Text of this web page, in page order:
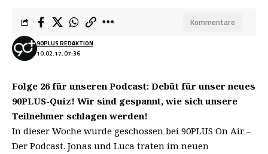
10.02.17, 07:36
90PLUS REDAKTION
Kommentare
Folge 26 für unseren Podcast: Debüt für unser neues
90PLUS-Quiz! Wir sind gespannt, wie sich unsere
Teilnehmer schlagen werden!
In dieser Woche wurde geschossen bei 90PLUS On Air –
Der Podcast. Jonas und Luca traten im neuen